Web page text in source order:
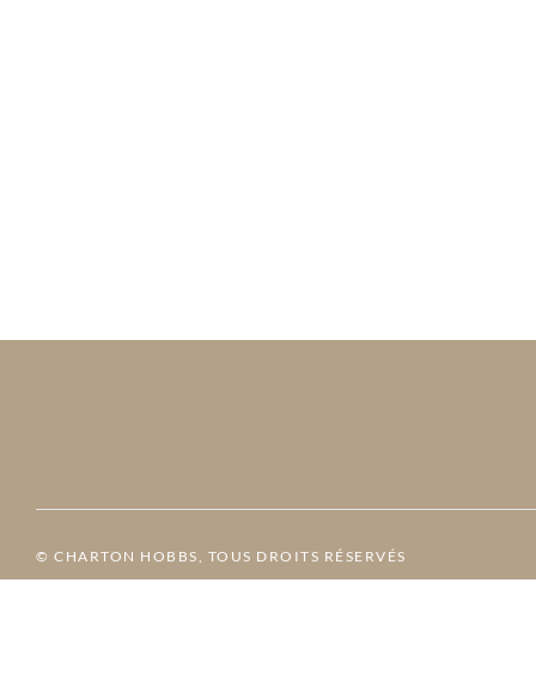
© CHARTON HOBBS, TOUS DROITS RÉSERVÉS